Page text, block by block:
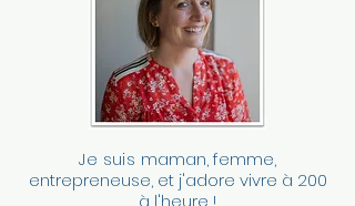
Je suis maman, femme,
entrepreneuse, et j'adore vivre à 200
à l'heure !